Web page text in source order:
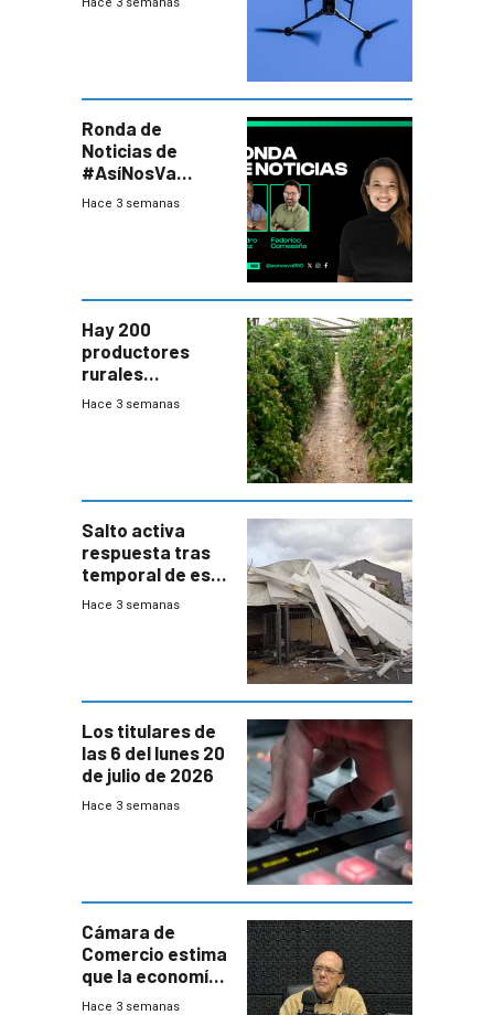
Ronda de
Noticias de
#AsíNosVa
(20/7/26)
Hace 3 semanas
Hay 200
productores
rurales
afectados tras
Hace 3 semanas
Salto activa
respuesta tras
temporal de este
sábado con
Hace 3 semanas
Los titulares de
las 6 del lunes 20
de julio de 2026
Hace 3 semanas
Cámara de
Comercio estima
que la economía
crecerá 1,6%
Hace 3 semanas